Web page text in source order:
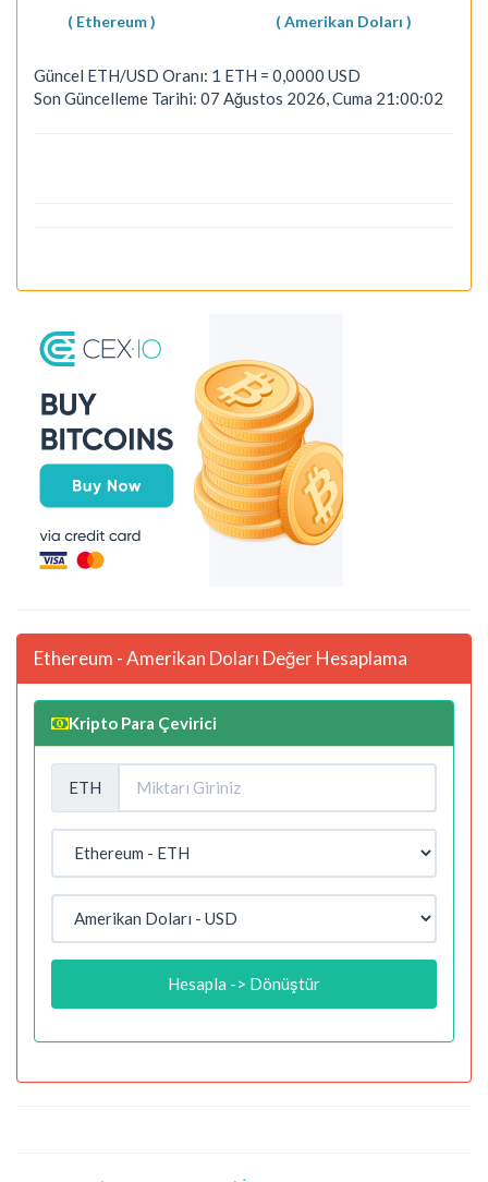
( Ethereum ) ( Amerikan Doları )
Güncel ETH/USD Oranı: 1 ETH = 0,0000 USD
Son Güncelleme Tarihi: 07 Ağustos 2026, Cuma 21:00:02
Ethereum - Amerikan Doları Değer Hesaplama
Kripto Para Çevirici
ETH
Hesapla -> Dönüştür